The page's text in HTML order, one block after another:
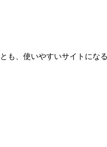
も、使いやすいサイトにな